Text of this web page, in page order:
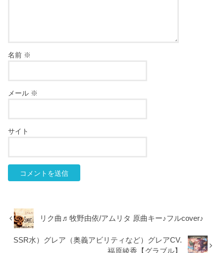
名前 ※
メール ※
サイト
リク曲♬牧野由依/アムリタ 原曲キー♪フルcover♪
SSR水）グレア（奥義アビリティなど）グレアCV.
福原綾香【グラブル】